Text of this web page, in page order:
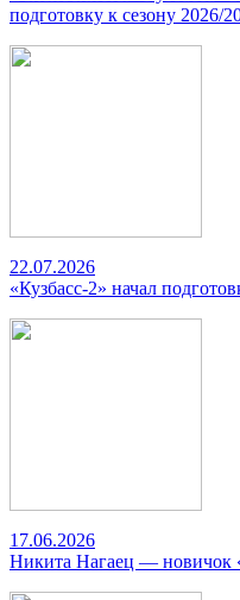
подготовку к сезону 2026/
22.07.2026
«Кузбасс-2» начал
17.06.2026
Никита Нагаец — новичок